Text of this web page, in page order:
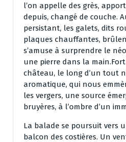
l’on appelle des grès,
depuis, changé de couche.
persistant, les galets, dits
plaques chauffantes,
s’amuse à surprendre le
une pierre dans la
château, le long d’un tout
aromatique, qui nous
les vergers, une source
bruyères, à l’ombre d’un
La balade se poursuit vers
balcon des costières. Un